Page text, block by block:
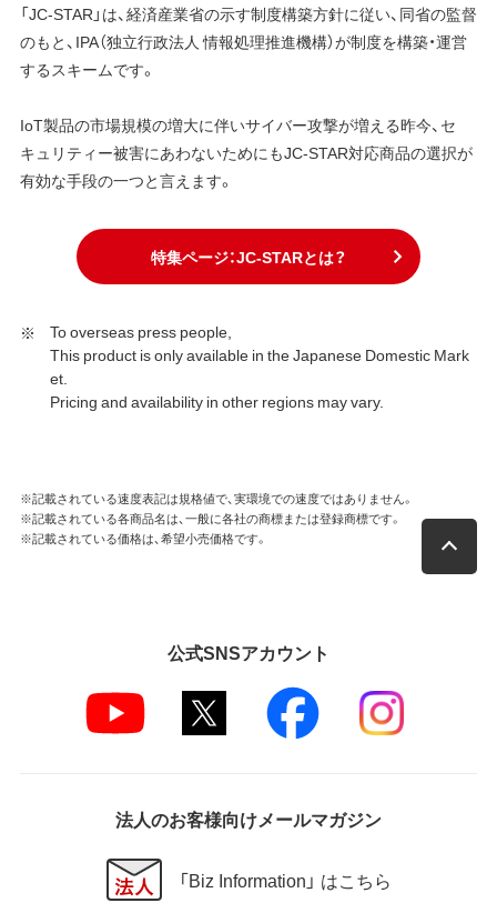
「JC-STAR」は、経済産業省の示す制度構築方針に従い、同省の監督
のもと、IPA（独立行政法人 情報処理推進機構）が制度を構築・運営
するスキームです。
IoT製品の市場規模の増大に伴いサイバー攻撃が増える昨今、セ
キュリティー被害にあわないためにもJC-STAR対応商品の選択が
有効な手段の一つと言えます。
特集ページ：JC-STARとは？
To overseas press people,
This product is only available in the Japanese Domestic Mark
et.
Pricing and availability in other regions may vary.
※記載されている速度表記は規格値で、実環境での速度ではありません。
※記載されている各商品名は、一般に各社の商標または登録商標です。
※記載されている価格は、希望小売価格です。
公式SNSアカウント
法人のお客様向けメールマガジン
「Biz Information」 はこちら